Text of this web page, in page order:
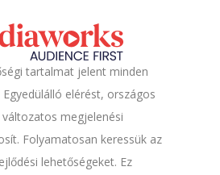
tartalmat jelent minden
elérést, országos
megjelenési
Folyamatosan keressük az
lehetőségeket. Ez